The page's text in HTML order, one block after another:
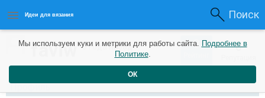
Идеи для вязания Поиск
faviw3 года назад 0 0
Профиль
Мы используем куки и метрики для работы сайта. Подробнее в
Политике.
ОК